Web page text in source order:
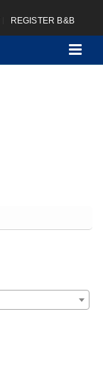
REGISTER B&B